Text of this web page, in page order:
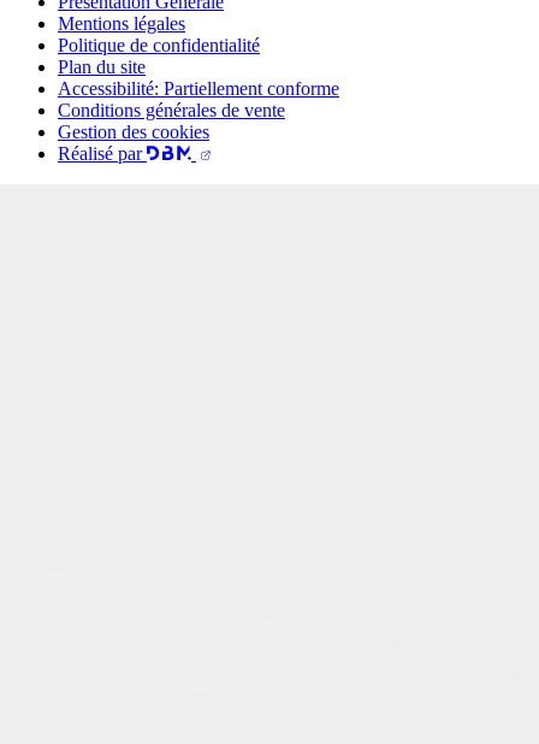
Mentions légales
Politique de confidentialité
Plan du site
Accessibilité: Partiellement conforme
Conditions générales de vente
Gestion des cookies
Réalisé par